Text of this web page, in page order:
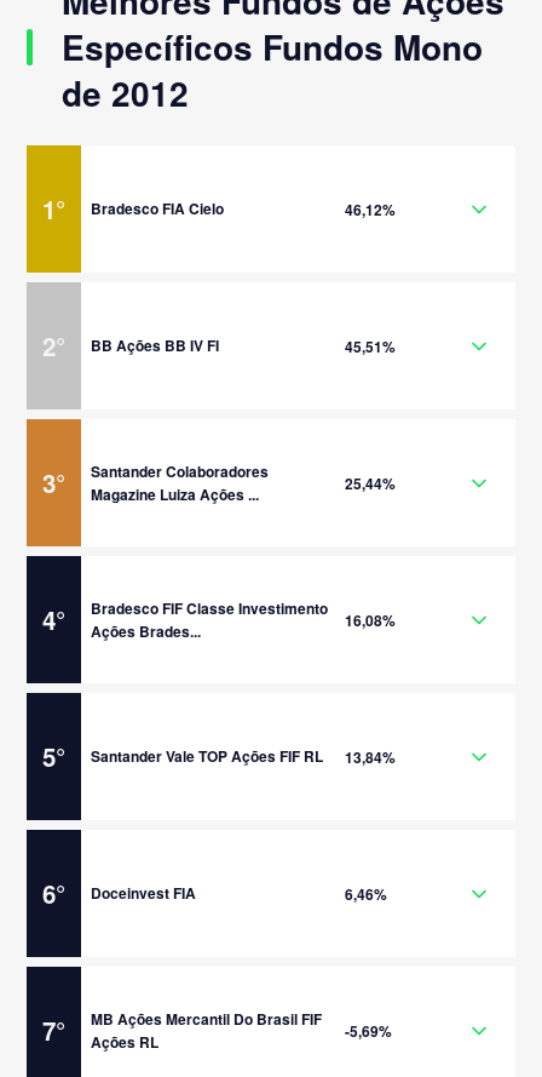
Específicos Fundos Mono
de 2012
1° Bradesco FIA Cielo 46,12%
2° BB Ações BB IV FI 45,51%
3°
Santander Colaboradores
Magazine Luiza Ações ...
25,44%
4°
Bradesco FIF Classe Investimento
Ações Brades...
16,08%
5° Santander Vale TOP Ações FIF RL 13,84%
6° Doceinvest FIA 6,46%
7°
MB Ações Mercantil Do Brasil FIF
Ações RL
-5,69%